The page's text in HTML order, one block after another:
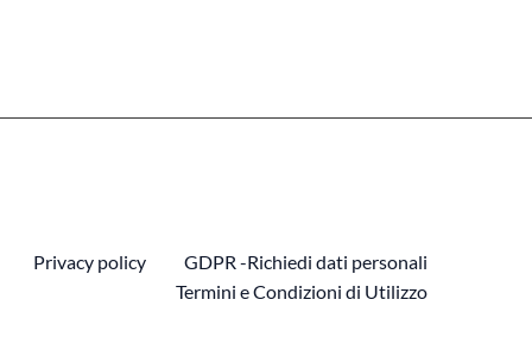
Privacy policy
GDPR -Richiedi dati personali
Termini e Condizioni di Utilizzo